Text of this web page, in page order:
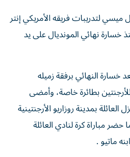
ميسي لتدريبات فريقه الأمريكي إنتر
خسارة نهائي المونديال على يد
بطل العالم 2022 بعد خسارة النهائي برفقة زميله
بطائرة خاصة، وأمضى
في منزل العائلة بمدينة روزاريو الأرجنتينية
مباراة كرة لنادي العائلة
ماتيو .